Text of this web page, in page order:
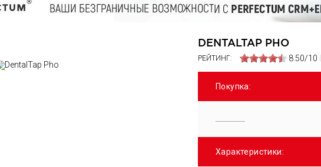
DENTALTAP PHO
РЕЙТИНГ: 8.50/10
Покупка:
Характеристики: